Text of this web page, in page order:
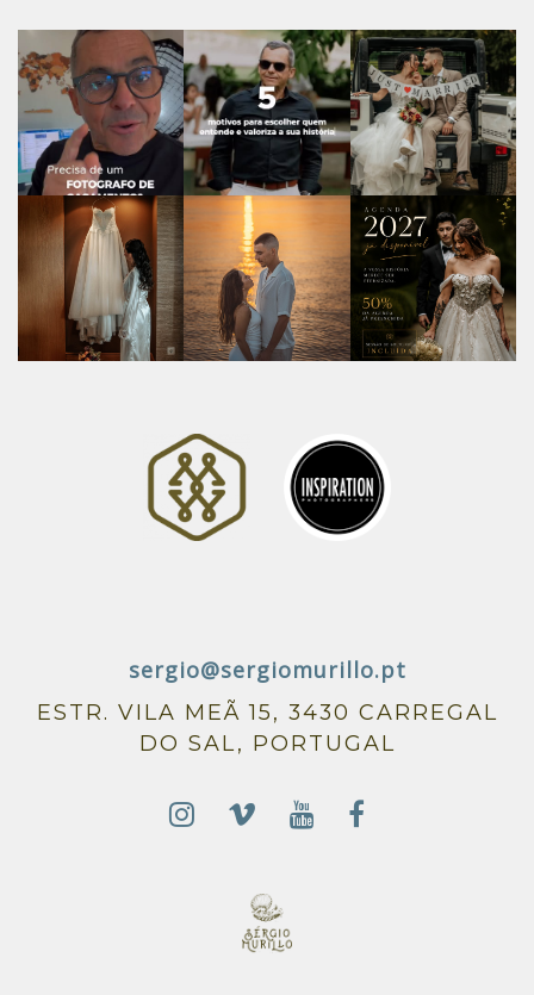
sergio@sergiomurillo.pt
ESTR. VILA MEÃ 15, 3430 CARREGAL
DO SAL, PORTUGAL